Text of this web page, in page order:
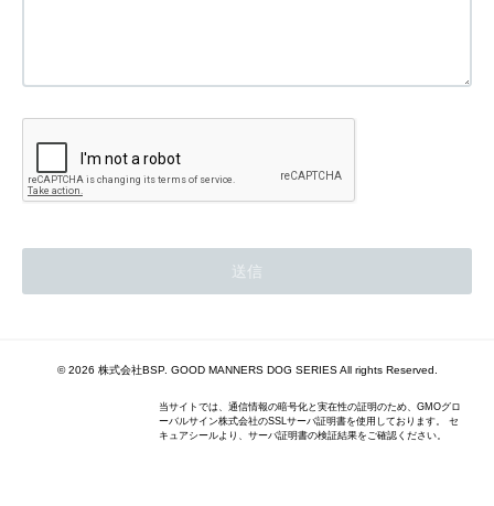
© 2026 株式会社BSP. GOOD MANNERS DOG SERIES All rights Reserved.
当サイトでは、通信情報の暗号化と実在性の証明のため、GMOグロ
ーバルサイン株式会社のSSLサーバ証明書を使用しております。 セ
キュアシールより、サーバ証明書の検証結果をご確認ください。